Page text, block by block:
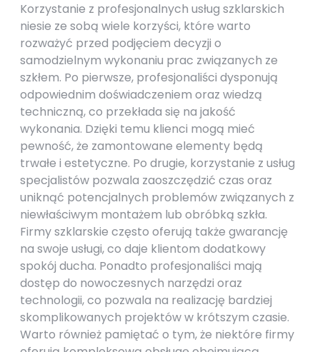
Korzystanie z profesjonalnych usług szklarskich
niesie ze sobą wiele korzyści, które warto
rozważyć przed podjęciem decyzji o
samodzielnym wykonaniu prac związanych ze
szkłem. Po pierwsze, profesjonaliści dysponują
odpowiednim doświadczeniem oraz wiedzą
techniczną, co przekłada się na jakość
wykonania. Dzięki temu klienci mogą mieć
pewność, że zamontowane elementy będą
trwałe i estetyczne. Po drugie, korzystanie z usług
specjalistów pozwala zaoszczędzić czas oraz
uniknąć potencjalnych problemów związanych z
niewłaściwym montażem lub obróbką szkła.
Firmy szklarskie często oferują także gwarancję
na swoje usługi, co daje klientom dodatkowy
spokój ducha. Ponadto profesjonaliści mają
dostęp do nowoczesnych narzędzi oraz
technologii, co pozwala na realizację bardziej
skomplikowanych projektów w krótszym czasie.
Warto również pamiętać o tym, że niektóre firmy